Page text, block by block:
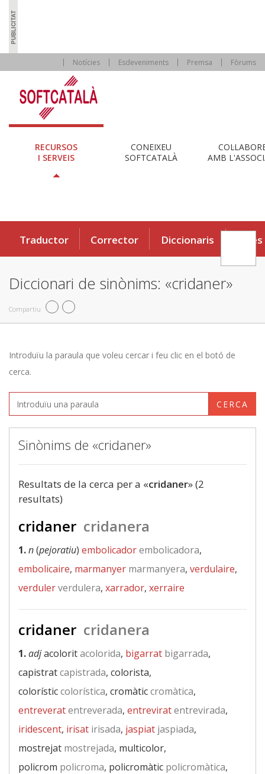
Notícies Esdeveniments Premsa Fòrums
RECURSOS
I SERVEIS
CONEIXEU
SOFTCATALÀ
AMB
Traductor Corrector Diccionaris Eines
Diccionari de sinònims: «cridaner»
Compartiu
Introduïu la paraula que voleu cercar i feu clic en el botó de
cerca.
CERCA
Sinònims de «cridaner»
Resultats de la cerca per a «cridaner» (2
resultats)
cridaner cridanera
1.n(pejoratiu) embolicadorembolicadora,
embolicaire, marmanyer marmanyera, verdulaire,
verdulerverdulera, xarrador, xerraire
cridaner cridanera
1.adjacoloritacolorida, bigarrat bigarrada,
capistratcapistrada, colorista,
colorísticcolorística, cromàticcromàtica,
entreveratentreverada, entreviratentrevirada,
iridescent, irisat irisada, jaspiat jaspiada,
mostrejat mostrejada, multicolor,
policrom policroma, policromàtic policromàtica,